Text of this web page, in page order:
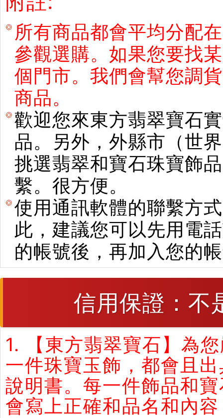
所有商品都會平均分配
參觀選購。如果您要找
個門市。我們會幫您調
商品。
歡迎您來東方翡翠寶石
品。另外，外縣市（世
挑選翡翠和寶石珠寶飾
繫。很方便。
使用通訊軟體的聯繫方
此，建議您可以先用電
的帳號後，再加入您的
信用保證：不
1. 【東方翡翠寶石】為
一件珠寶玉飾，都會且
說明書。每一件飾品和
會寫上正確和品名和內